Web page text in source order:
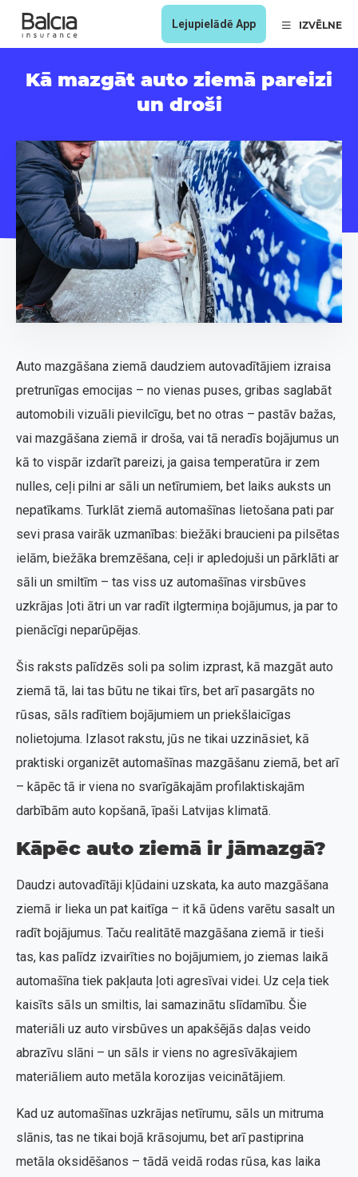
Lejupielādē App IZVĒLNE
Kā mazgāt auto ziemā pareizi
un droši
Auto mazgāšana ziemā daudziem autovadītājiem izraisa
pretrunīgas emocijas – no vienas puses, gribas saglabāt
automobili vizuāli pievilcīgu, bet no otras – pastāv bažas,
vai mazgāšana ziemā ir droša, vai tā neradīs bojājumus un
kā to vispār izdarīt pareizi, ja gaisa temperatūra ir zem
nulles, ceļi pilni ar sāli un netīrumiem, bet laiks auksts un
nepatīkams. Turklāt ziemā automašīnas lietošana pati par
sevi prasa vairāk uzmanības: biežāki braucieni pa pilsētas
ielām, biežāka bremzēšana, ceļi ir apledojuši un pārklāti ar
sāli un smiltīm – tas viss uz automašīnas virsbūves
uzkrājas ļoti ātri un var radīt ilgtermiņa bojājumus, ja par to
pienācīgi neparūpējas.
Šis raksts palīdzēs soli pa solim izprast, kā mazgāt auto
ziemā tā, lai tas būtu ne tikai tīrs, bet arī pasargāts no
rūsas, sāls radītiem bojājumiem un priekšlaicīgas
nolietojuma. Izlasot rakstu, jūs ne tikai uzzināsiet, kā
praktiski organizēt automašīnas mazgāšanu ziemā, bet arī
– kāpēc tā ir viena no svarīgākajām profilaktiskajām
darbībām auto kopšanā, īpaši Latvijas klimatā.
Kāpēc auto ziemā ir jāmazgā?
Daudzi autovadītāji kļūdaini uzskata, ka auto mazgāšana
ziemā ir lieka un pat kaitīga – it kā ūdens varētu sasalt un
radīt bojājumus. Taču realitātē mazgāšana ziemā ir tieši
tas, kas palīdz izvairīties no bojājumiem, jo ziemas laikā
automašīna tiek pakļauta ļoti agresīvai videi. Uz ceļa tiek
kaisīts sāls un smiltis, lai samazinātu slīdamību. Šie
materiāli uz auto virsbūves un apakšējās daļas veido
abrazīvu slāni – un sāls ir viens no agresīvākajiem
materiāliem auto metāla korozijas veicinātājiem.
Kad uz automašīnas uzkrājas netīrumu, sāls un mitruma
slānis, tas ne tikai bojā krāsojumu, bet arī pastiprina
metāla oksidēšanos – tādā veidā rodas rūsa, kas laika